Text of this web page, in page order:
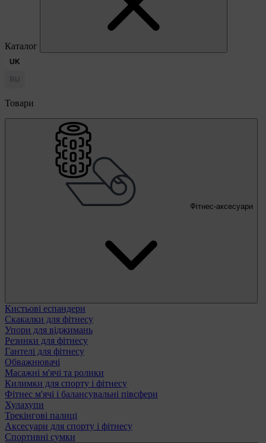
Каталог
UK
RU
Товари
Фітнес-аксесуари
Кистьові еспандери
Скакалки для фітнесу
Упори для віджимань
Резинки для фітнесу
Гантелі для фітнесу
Обважнювачі
Масажні м'ячі та ролики
Килимки для спорту і фітнесу
Фітнес м'ячі і балансувальні півсфери
Хулахупи
Трекінгові палиці
Аксесуари для спорту і фітнесу
Спортивні сумки